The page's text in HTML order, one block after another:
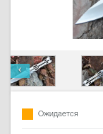
Ожидается